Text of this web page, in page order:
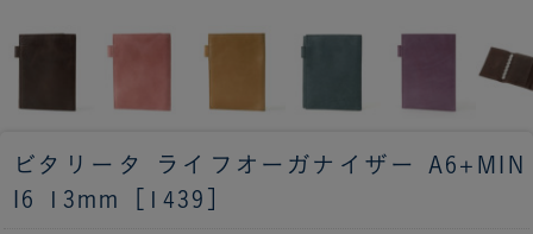
ビタリータ ライフオーガナイザー A6+MIN
I6 13mm［1439］